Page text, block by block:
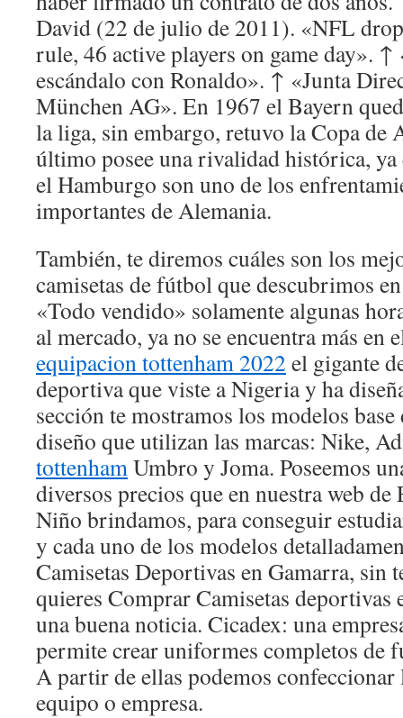
David (22 de julio de 2011). «NFL
rule, 46 active players on game day».
escándalo con Ronaldo». ↑ «Junta
München AG». En 1967 el Bayern
la liga, sin embargo, retuvo la Copa de
último posee una rivalidad histórica,
el Hamburgo son uno de los
importantes de Alemania.
También, te diremos cuáles son los
camisetas de fútbol que descubrimos
«Todo vendido» solamente algunas
al mercado, ya no se encuentra más
equipacion tottenham 2022 el gigante
deportiva que viste a Nigeria y ha
sección te mostramos los modelos base
diseño que utilizan las marcas: Nike,
tottenhamUmbro y Joma. Poseemos
diversos precios que en nuestra web
Niño brindamos, para conseguir
y cada uno de los modelos
Camisetas Deportivas en Gamarra, sin
quieres Comprar Camisetas deportivas
una buena noticia. Cicadex: una
permite crear uniformes completos de
A partir de ellas podemos confeccionar
equipo o empresa.